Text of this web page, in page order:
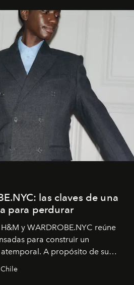
las claves de una
para perdurar
y WARDROBE.NYC reúne
para construir un
A propósito de su
de diseño global de la marca